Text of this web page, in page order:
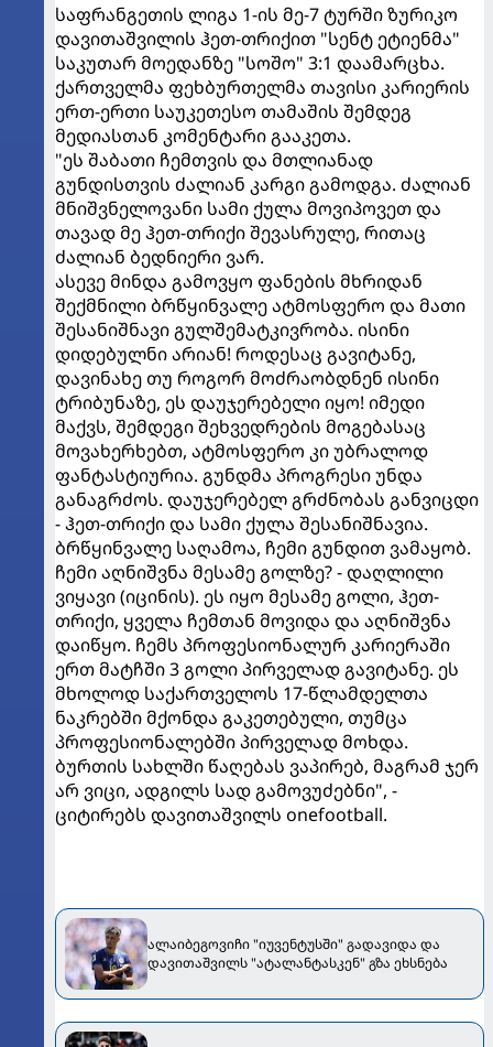
საფრანგეთის ლიგა 1-ის მე-7 ტურში ზურიკო
დავითაშვილის ჰეთ-თრიქით "სენტ ეტიენმა"
საკუთარ მოედანზე "სოშო" 3:1 დაამარცხა.
ქართველმა ფეხბურთელმა თავისი კარიერის
ერთ-ერთი საუკეთესო თამაშის შემდეგ
მედიასთან კომენტარი გააკეთა.
"ეს შაბათი ჩემთვის და მთლიანად
გუნდისთვის ძალიან კარგი გამოდგა. ძალიან
მნიშვნელოვანი სამი ქულა მოვიპოვეთ და
თავად მე ჰეთ-თრიქი შევასრულე, რითაც
ძალიან ბედნიერი ვარ.
ასევე მინდა გამოვყო ფანების მხრიდან
შექმნილი ბრწყინვალე ატმოსფერო და მათი
შესანიშნავი გულშემატკივრობა. ისინი
დიდებულნი არიან! როდესაც გავიტანე,
დავინახე თუ როგორ მოძრაობდნენ ისინი
ტრიბუნაზე, ეს დაუჯერებელი იყო! იმედი
მაქვს, შემდეგი შეხვედრების მოგებასაც
მოვახერხებთ, ატმოსფერო კი უბრალოდ
ფანტასტიურია. გუნდმა პროგრესი უნდა
განაგრძოს. დაუჯერებელ გრძნობას განვიცდი
- ჰეთ-თრიქი და სამი ქულა შესანიშნავია.
ბრწყინვალე საღამოა, ჩემი გუნდით ვამაყობ.
ჩემი აღნიშვნა მესამე გოლზე? - დაღლილი
ვიყავი (იცინის). ეს იყო მესამე გოლი, ჰეთ-
თრიქი, ყველა ჩემთან მოვიდა და აღნიშვნა
დაიწყო. ჩემს პროფესიონალურ კარიერაში
ერთ მატჩში 3 გოლი პირველად გავიტანე. ეს
მხოლოდ საქართველოს 17-წლამდელთა
ნაკრებში მქონდა გაკეთებული, თუმცა
პროფესიონალებში პირველად მოხდა.
ბურთის სახლში წაღებას ვაპირებ, მაგრამ ჯერ
არ ვიცი, ადგილს სად გამოვუძებნი", -
ციტირებს დავითაშვილს onefootball.
ალაიბეგოვიჩი "იუვენტუსში" გადავიდა და
დავითაშვილს "ატალანტასკენ" გზა ეხსნება